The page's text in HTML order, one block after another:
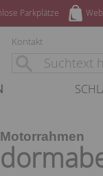
Parkplätze
Kontakt
Motorrahmen